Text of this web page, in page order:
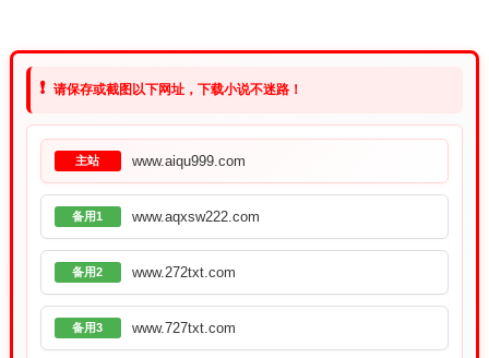
❗ 请保存或截图以下网址，下载小说不迷路！
主站 www.aiqu999.com
备用1 www.aqxsw222.com
备用2 www.272txt.com
备用3 www.727txt.com